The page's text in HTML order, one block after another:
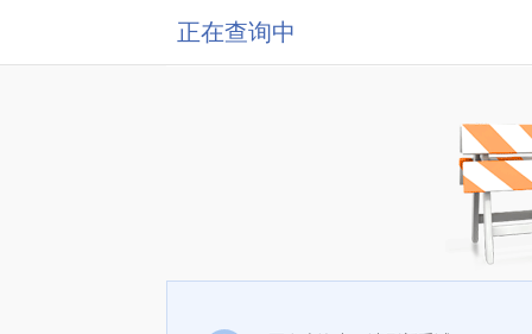
正在查询中